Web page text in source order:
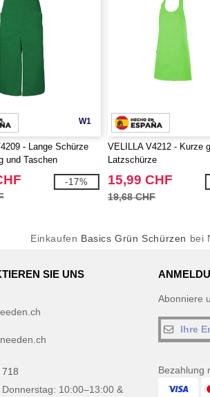
W1
- Lange Schürze
und Taschen
-17%
VELILLA V4212 - Kurze
Latzschürze
15,99 CHF
19,68 CHF
Einkaufen Basics Grün Schürzen bei
SIE UNS
10:00–13:00 &
Abonniere
Bezahlung